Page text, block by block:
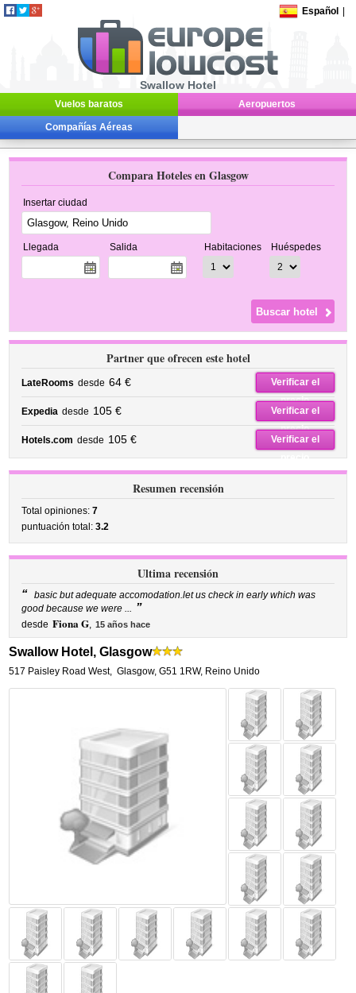
Español
Swallow Hotel
Vuelos baratos Aeropuertos
Compañías Aéreas
Compara Hoteles en Glasgow
Insertar ciudad
Llegada Salida Habitaciones Huéspedes
Partner que ofrecen este hotel
LateRooms desde 64 €
Verificar el
precio
Expedia desde 105 €
Verificar el
precio
Hotels.com desde 105 €
Verificar el
precio
Resumen recensión
Total opiniones:7
puntuación total:3.2
Ultima recensión
“ basic but adequate accomodation.let us check in early which was
good because we were ... ”
desde Fiona G, 15 años hace
Swallow Hotel, Glasgow
517 Paisley Road West, Glasgow,G51 1RW, Reino Unido